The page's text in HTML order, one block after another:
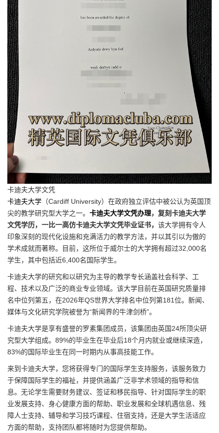
卡迪夫大学文凭
卡迪夫大学 （Cardiff University）在政府独立评估中被公认为英国顶
尖的教学研究型大学之一。 卡迪夫大学文凭办理，复刻卡迪夫大学
文凭学历，一比一高仿卡迪夫大学文凭毕业证书， 该大学拥有令人
印象深刻的现代化设施和充满活力的教学方法，并以其引以为傲的
学术成就而著称。目前，这所位于威尔士的大学拥有超过32,000名
学生，其中包括近6,400名国际学生。
卡迪夫大学的研究和以研究为主导的教学专长涵盖社会科学、工
程、技术以及广泛的商业专业领域。该大学目前在英国研究质量排
名中位列第五，在2026年QS世界大学排名中位列第181位。新闻、
媒体与文化研究学院被誉为“新闻界的牛津剑桥”。
卡迪夫大学是享有盛誉的罗素集团成员，该集团由英国24所顶尖研
究型大学组成。89%的毕业生在毕业后18个月内就业或继续深造，
83%的国际毕业生在同一时期内从事高技能工作。
来到卡迪夫大学，您将获得专门的国际学生支持服务，该服务致力
于保障国际学生的福祉，并提供涵盖广泛非学术领域的指导和信
息。无论学生需要财务建议、签证和移民指导、针对国际学生的职
业发展支持、身心健康方面的帮助、职业发展和全球机遇信息、残
障人士支持、辅导和学习技巧课程、住宿支持，还是大学生活适应
方面的帮助，支持团队都将随时为您提供帮助。